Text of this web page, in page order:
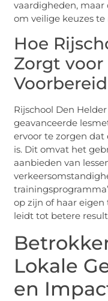
vaardigheden,
om veilige keuzes
Hoe
Zorgt voor
Rijschool Den
geavanceerde
ervoor te zorgen
is. Dit omvat het
aanbieden van
op zijn of haar
leidt tot betere
Lokale
en